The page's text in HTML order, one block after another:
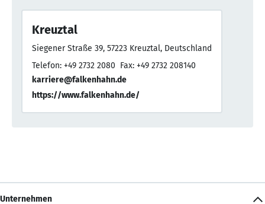
Kreuztal
Siegener Straße 39, 57223 Kreuztal, Deutschland
Telefon: +49 2732 2080 Fax: +49 2732 208140
karriere@falkenhahn.de
https://www.falkenhahn.de/
Unternehmen